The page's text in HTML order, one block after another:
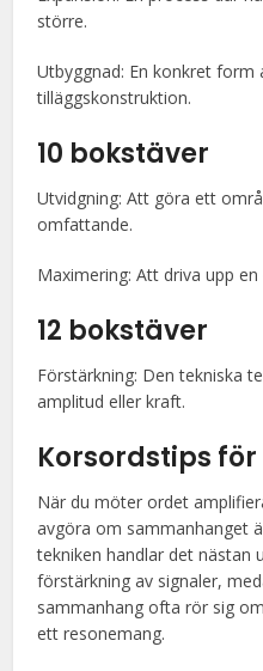
större.
Utbyggnad: En konkret form
tilläggskonstruktion.
10 bokstäver
Utvidgning: Att göra ett
omfattande.
Maximering: Att driva upp
12 bokstäver
Förstärkning: Den tekniska
amplitud eller kraft.
Korsordstips
När du möter ordet
avgöra om sammanhanget
tekniken handlar det nästan
förstärkning av signaler,
sammanhang ofta rör sig
ett resonemang.